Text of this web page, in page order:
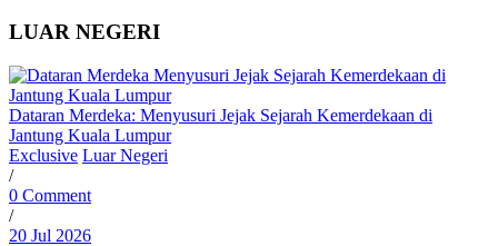
LUAR NEGERI
Dataran Merdeka: Menyusuri Jejak Sejarah Kemerdekaan di
Jantung Kuala Lumpur
Exclusive Luar Negeri
/
0 Comment
/
20 Jul 2026